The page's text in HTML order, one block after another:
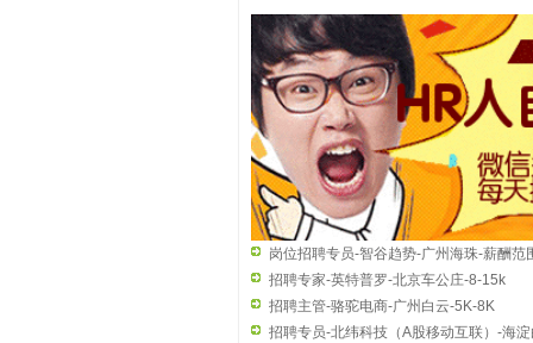
岗位招聘专员-智谷趋势-广州海珠-薪酬范
8k至20k
招聘专家-英特普罗-北京车公庄-8-15k
招聘主管-骆驼电商-广州白云-5K-8K
招聘专员-北纬科技（A股移动互联）-海